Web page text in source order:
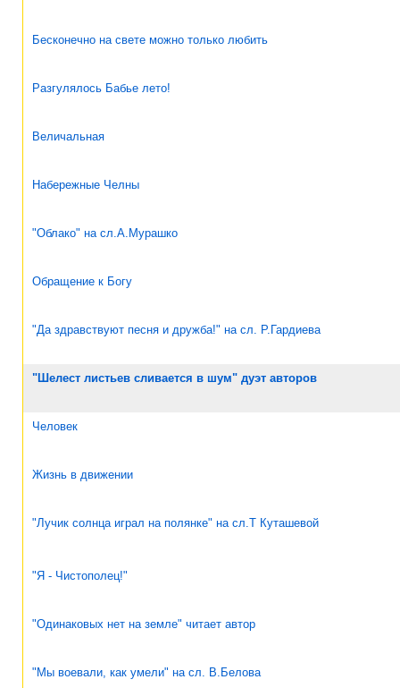
Бесконечно на свете можно только любить
Разгулялось Бабье лето!
Величальная
Набережные Челны
"Облако" на сл.А.Мурашко
Обращение к Богу
"Да здравствуют песня и дружба!" на сл. Р.Гардиева
"Шелест листьев сливается в шум" дуэт авторов
Человек
Жизнь в движении
"Лучик солнца играл на полянке" на сл.Т Куташевой
"Я - Чистополец!"
"Одинаковых нет на земле" читает автор
"Мы воевали, как умели" на сл. В.Белова